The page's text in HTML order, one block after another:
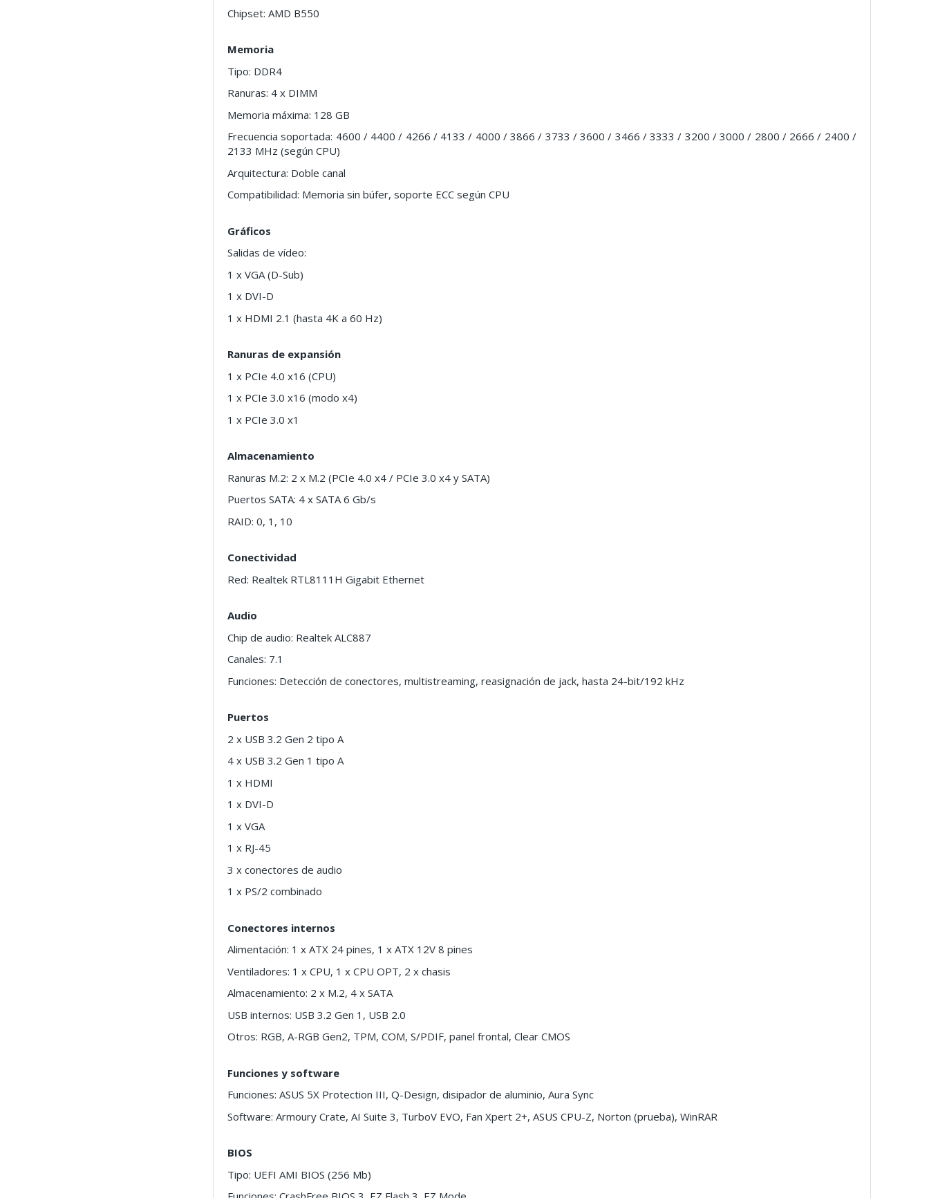
Chipset: AMD B550
Memoria
Tipo: DDR4
Ranuras: 4 x DIMM
Memoria máxima: 128 GB
Frecuencia soportada: 4600 / 4400 / 4266 / 4133 / 4000 / 3866 / 3733 / 3600 / 3466 / 3333 / 3200 / 3000 / 2800 / 2666 / 2400 /
2133 MHz (según CPU)
Arquitectura: Doble canal
Compatibilidad: Memoria sin búfer, soporte ECC según CPU
Gráficos
Salidas de vídeo:
1 x VGA (D-Sub)
1 x DVI-D
1 x HDMI 2.1 (hasta 4K a 60 Hz)
Ranuras de expansión
1 x PCIe 4.0 x16 (CPU)
1 x PCIe 3.0 x16 (modo x4)
1 x PCIe 3.0 x1
Almacenamiento
Ranuras M.2: 2 x M.2 (PCIe 4.0 x4 / PCIe 3.0 x4 y SATA)
Puertos SATA: 4 x SATA 6 Gb/s
RAID: 0, 1, 10
Conectividad
Red: Realtek RTL8111H Gigabit Ethernet
Audio
Chip de audio: Realtek ALC887
Canales: 7.1
Funciones: Detección de conectores, multistreaming, reasignación de jack, hasta 24-bit/192 kHz
Puertos
2 x USB 3.2 Gen 2 tipo A
4 x USB 3.2 Gen 1 tipo A
1 x HDMI
1 x DVI-D
1 x VGA
1 x RJ-45
3 x conectores de audio
1 x PS/2 combinado
Conectores internos
Alimentación: 1 x ATX 24 pines, 1 x ATX 12V 8 pines
Ventiladores: 1 x CPU, 1 x CPU OPT, 2 x chasis
Almacenamiento: 2 x M.2, 4 x SATA
USB internos: USB 3.2 Gen 1, USB 2.0
Otros: RGB, A-RGB Gen2, TPM, COM, S/PDIF, panel frontal, Clear CMOS
Funciones y software
Funciones: ASUS 5X Protection III, Q-Design, disipador de aluminio, Aura Sync
Software: Armoury Crate, AI Suite 3, TurboV EVO, Fan Xpert 2+, ASUS CPU-Z, Norton (prueba), WinRAR
BIOS
Tipo: UEFI AMI BIOS (256 Mb)